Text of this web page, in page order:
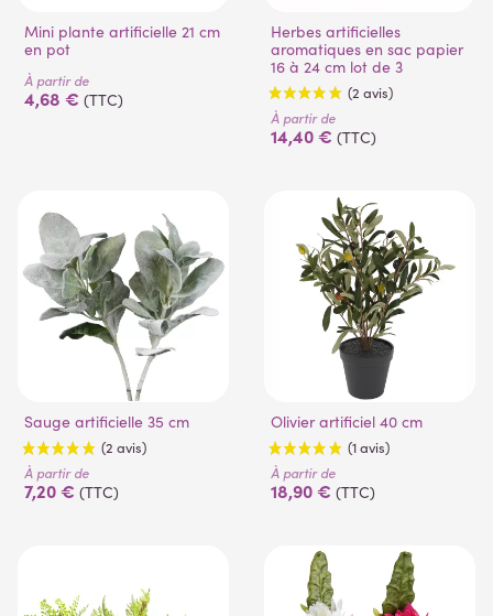
Mini plante artificielle 21 cm
en pot
À partir de
4,68 € (TTC)
Herbes artificielles
aromatiques en sac papier
16 à 24 cm lot de 3
À partir de
14,40 € (TTC)
Sauge artificielle 35 cm
À partir de
7,20 € (TTC)
Olivier artificiel 40 cm
À partir de
18,90 € (TTC)